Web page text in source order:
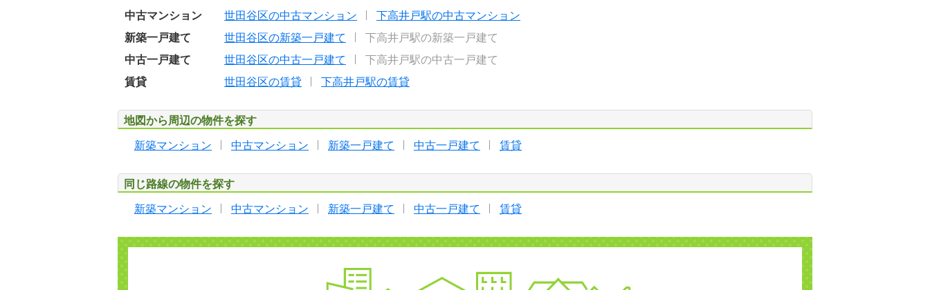
中古マンション
世田谷区の中古マンション
下高井戸駅の中古マンション
新築一戸建て
世田谷区の新築一戸建て
下高井戸駅の新築一戸建て
中古一戸建て
世田谷区の中古一戸建て
下高井戸駅の中古一戸建て
賃貸
世田谷区の賃貸 下高井戸駅の賃貸
地図から周辺の物件を探す
新築マンション 中古マンション 新築一戸建て 中古一戸建て 賃貸
同じ路線の物件を探す
新築マンション 中古マンション 新築一戸建て 中古一戸建て 賃貸